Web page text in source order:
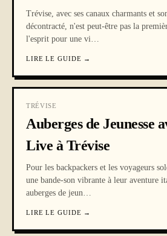
Trévise, avec ses canaux charmants et
décontracté, n'est peut-être pas la
l'esprit pour une vi…
LIRE LE GUIDE →
TRÉVISE
Auberges de Jeunesse
Live à Trévise
Pour les backpackers et les voyageurs
une bande-son vibrante à leur aventure
auberges de jeun…
LIRE LE GUIDE →